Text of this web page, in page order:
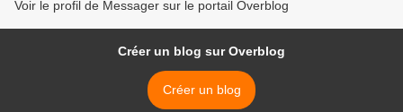
Voir le profil de Messager sur le portail Overblog
Créer un blog sur Overblog
Créer un blog